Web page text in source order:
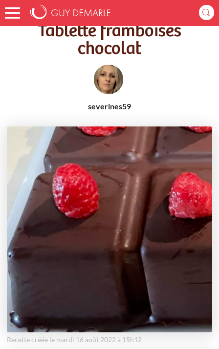
Accueil Recettes Tablette framboises chocolat
Tablette framboises
chocolat
severines59
Recette créée le mardi 16 août 2022 à 15h12